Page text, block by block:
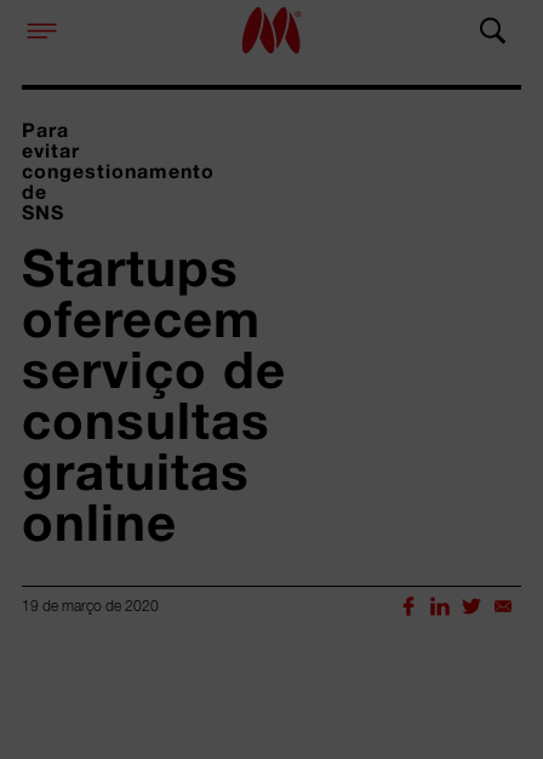
Para
evitar
congestionamento
de
SNS
Startups
oferecem
serviço de
consultas
gratuitas
online
19 de março de 2020